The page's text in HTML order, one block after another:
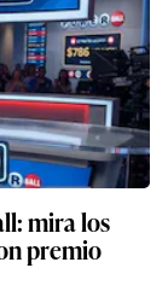
mira los
premio